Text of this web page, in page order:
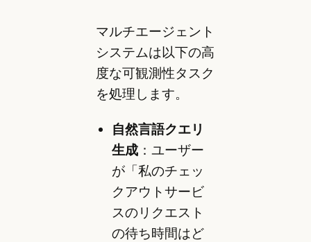
マルチエージェント
システムは以下の高
度な可観測性タスク
を処理します。
自然言語クエリ
生成：ユーザー
が「私のチェッ
クアウトサービ
スのリクエスト
の待ち時間はど